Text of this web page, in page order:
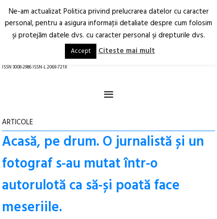
Arhitectură.
Oraș.
RO EN
ISSN 3008-2986 ISSN-L 2069-721X
≡
ARTICOLE
Acasă, pe drum. O jurnalistă și un
fotograf s-au mutat într-o
autorulotă ca să-și poată face
meseriile.
Ne-am actualizat Politica privind prelucrarea datelor cu caracter
personal, pentru a asigura informaţii detaliate despre cum folosim
şi protejăm datele dvs. cu caracter personal şi drepturile dvs.
Accept Citeste mai mult